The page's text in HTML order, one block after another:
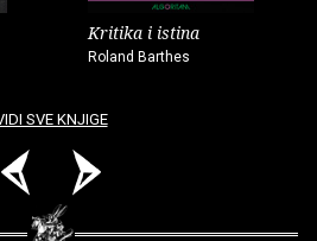
Kritika i istina
Roland Barthes
SVE KNJIGE